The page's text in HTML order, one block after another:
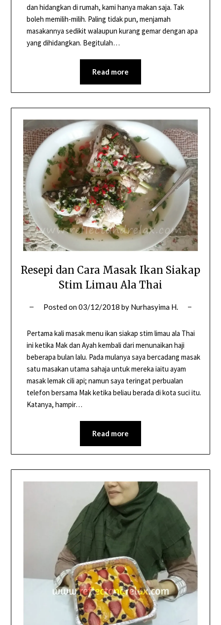
dan hidangkan di rumah, kami hanya makan saja. Tak
boleh memilih-milih. Paling tidak pun, menjamah
masakannya sedikit walaupun kurang gemar dengan apa
yang dihidangkan. Begitulah…
Read more
Resepi dan Cara Masak Ikan Siakap
Stim Limau Ala Thai
Posted on03/12/2018 by Nurhasyima H.
Pertama kali masak menu ikan siakap stim limau ala Thai
ini ketika Mak dan Ayah kembali dari menunaikan haji
beberapa bulan lalu. Pada mulanya saya bercadang masak
satu masakan utama sahaja untuk mereka iaitu ayam
masak lemak cili api; namun saya teringat perbualan
telefon bersama Mak ketika beliau berada di kota suci itu.
Katanya, hampir…
Read more